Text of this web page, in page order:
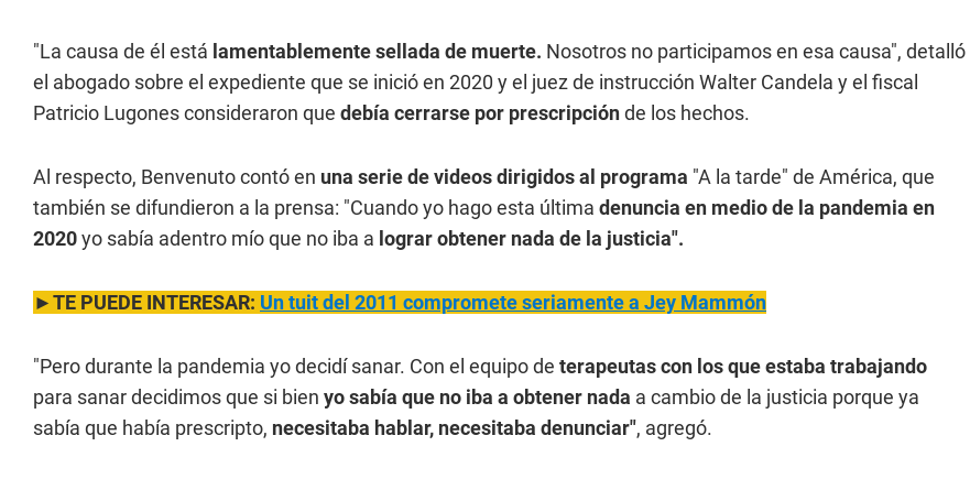
"La causa de él está lamentablemente sellada de muerte. Nosotros no participamos en esa causa", detalló
el abogado sobre el expediente que se inició en 2020 y el juez de instrucción Walter Candela y el fiscal
Patricio Lugones consideraron que debía cerrarse por prescripciónde los hechos.
Al respecto, Benvenuto contó en una serie de videos dirigidos al programa "A la tarde" de América, que
también se difundieron a la prensa: "Cuando yo hago esta última denuncia en medio de la pandemia en
2020yo sabía adentro mío que no iba a lograr obtener nada de la justicia".
►TE PUEDE INTERESAR: Un tuit del 2011 compromete seriamente a Jey Mammón
"Pero durante la pandemia yo decidí sanar. Con el equipo de terapeutas con los que estaba trabajando
para sanar decidimos que si bien yo sabía que no iba a obtener nada a cambio de la justicia porque ya
sabía que había prescripto, necesitaba hablar, necesitaba denunciar", agregó.